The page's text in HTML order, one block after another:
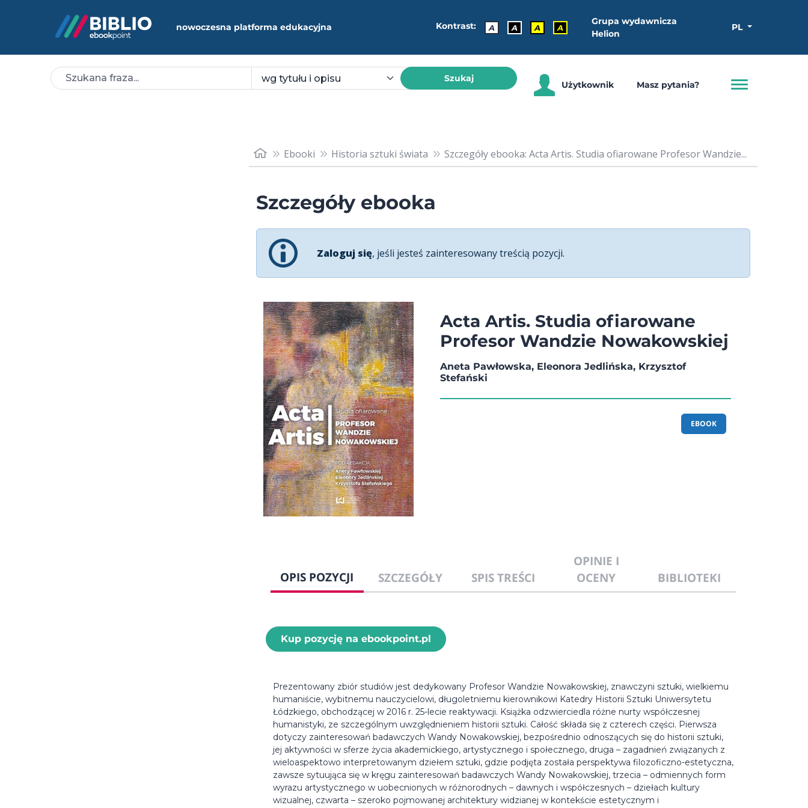
nowoczesna platforma edukacyjna Kontrast: A A A A
Grupa wydawnicza
Helion
PL
Szukaj
Użytkownik Masz pytania?
Ebooki Historia sztuki świata Szczegóły ebooka: Acta Artis. Studia ofiarowane Profesor Wandzie...
Szczegóły ebooka
Zaloguj się, jeśli jesteś zainteresowany treścią pozycji.
Acta Artis. Studia ofiarowane
Profesor Wandzie Nowakowskiej
Aneta Pawłowska, Eleonora Jedlińska, Krzysztof
Stefański
EBOOK
OPIS POZYCJI SZCZEGÓŁY SPIS TREŚCI
OPINIE I
OCENY
BIBLIOTEKI
Kup pozycję na ebookpoint.pl
Prezentowany zbiór studiów jest dedykowany Profesor Wandzie Nowakowskiej, znawczyni sztuki, wielkiemu
humaniście, wybitnemu nauczycielowi, długoletniemu kierownikowi Katedry Historii Sztuki Uniwersytetu
Łódzkiego, obchodzącej w 2016 r. 25-lecie reaktywacji. Książka odzwierciedla różne nurty współczesnej
humanistyki, ze szczególnym uwzględnieniem historii sztuki. Całość składa się z czterech części. Pierwsza
dotyczy zainteresowań badawczych Wandy Nowakowskiej, bezpośrednio odnoszących się do historii sztuki,
jej aktywności w sferze życia akademickiego, artystycznego i społecznego, druga – zagadnień związanych z
wieloaspektowo interpretowanym dziełem sztuki, gdzie podjęta została perspektywa filozoficzno-estetyczna,
zawsze sytuująca się w kręgu zainteresowań badawczych Wandy Nowakowskiej, trzecia – odmiennych form
wyrazu artystycznego w uobecnionych w różnorodnych – dawnych i współczesnych – dziełach kultury
wizualnej, czwarta – szeroko pojmowanej architektury widzianej w kontekście estetycznym i